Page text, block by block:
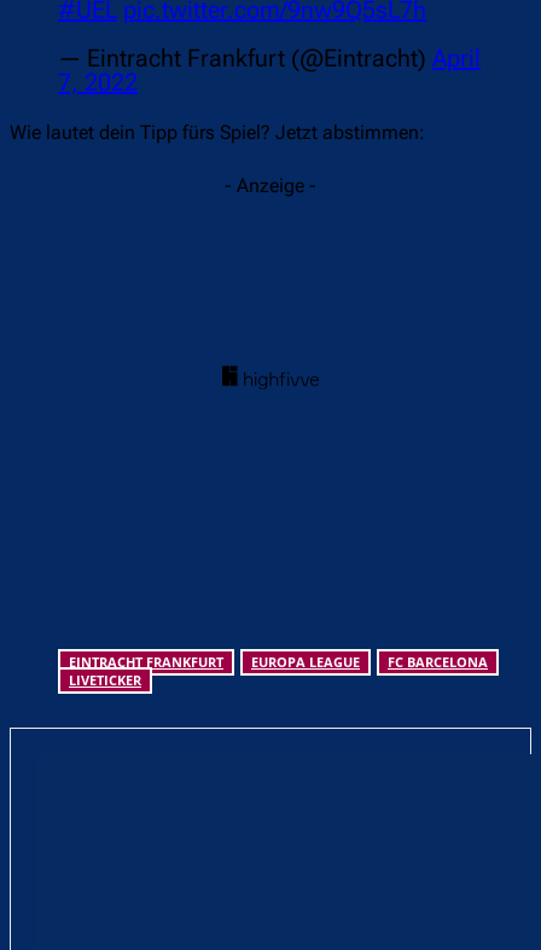
#UEL pic.twitter.com/9nw9Q5sL7h
— Eintracht Frankfurt (@Eintracht) April
7, 2022
Wie lautet dein Tipp fürs Spiel? Jetzt abstimmen:
- Anzeige -
EINTRACHT FRANKFURT EUROPA LEAGUE
FC BARCELONA
LIVETICKER